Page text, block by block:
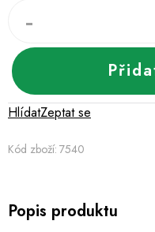
Kód zboží: 7540
Zeptat se
Hlídat
Popis produktu